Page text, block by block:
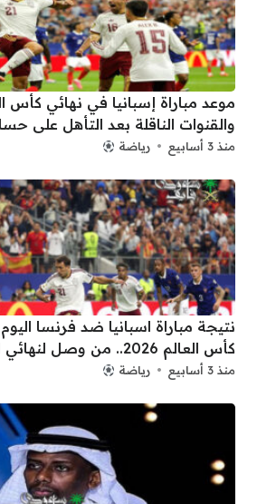
والقنوات الناقلة بعد التأهل على
منذ 3 أسابيع رياضة
نتيجة مباراة اسبانيا ضد فرنسا
كأس العالم 2026.. من وصل لنهائي المونديال؟
منذ 3 أسابيع رياضة